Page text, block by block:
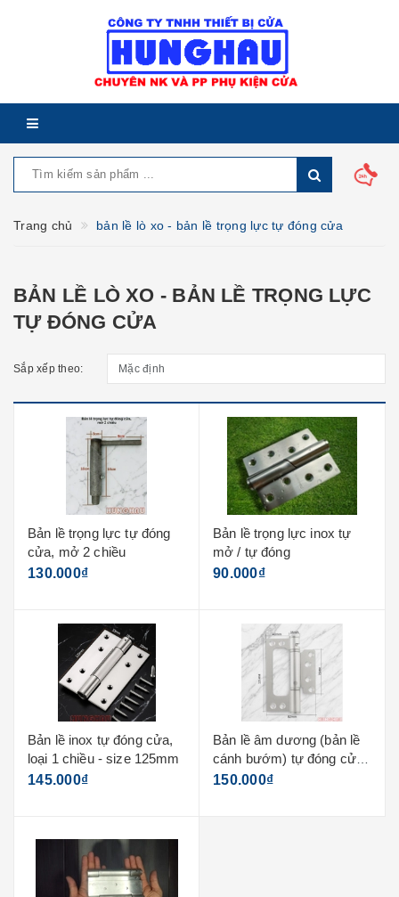
Trang chủ bản lề lò xo - bản lề trọng lực tự đóng cửa
BẢN LỀ LÒ XO - BẢN LỀ TRỌNG LỰC
TỰ ĐÓNG CỬA
Sắp xếp theo:
Bản lề trọng lực tự đóng
cửa, mở 2 chiều
130.000₫
Bản lề trọng lực inox tự
mở / tự đóng
90.000₫
Bản lề inox tự đóng cửa,
loại 1 chiều - size 125mm
145.000₫
Bản lề âm dương (bản lề
cánh bướm) tự đóng cửa
- size 125mm
150.000₫